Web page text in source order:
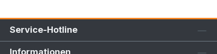
Service-Hotline